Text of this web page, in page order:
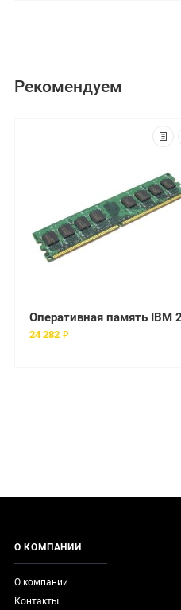
Рекомендуем
24 282 ₽
О КОМПАНИИ
О компании
Контакты